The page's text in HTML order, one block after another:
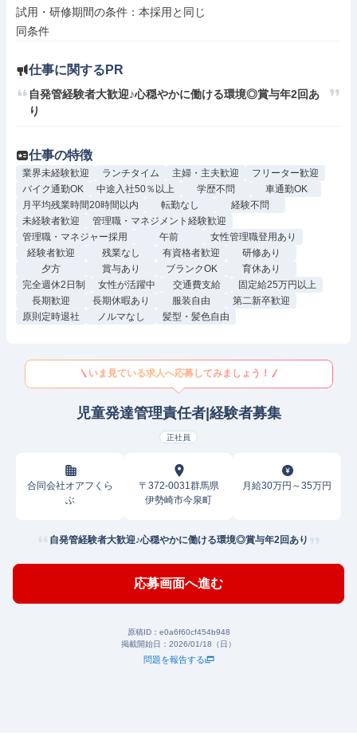
試用・研修期間の条件：本採用と同じ
仕事に関するPR
自発管経験者大歓迎♪心穏やかに働ける環境◎賞与年2回あ
り
仕事の特徴
業界未経験歓迎 ランチタイム 主婦・主夫歓迎
フリーター歓迎
バイク通勤OK
中途入社50％以上 学歴不問
車通勤OK
月平均残業時間20時間以内
転勤なし
経験不問
未経験者歓迎
管理職・マネジメント経験歓迎
管理職・マネジャー採用
午前
女性管理職登用あり
経験者歓迎
残業なし 有資格者歓迎
研修あり
夕方
賞与あり ブランクOK
育休あり
完全週休2日制
女性が活躍中 交通費支給
固定給25万円以上
長期歓迎
長期休暇あり 服装自由
第二新卒歓迎
原則定時退社
ノルマなし 髪型・髪色自由
いま見ている求人へ応募してみましょう！
児童発達管理責任者|経験者募集
正社員
合同会社オアフくら
ぶ
〒372-0031群馬県
伊勢崎市今泉町
月給30万円～35万円
自発管経験者大歓迎♪心穏やかに働ける環境◎賞与年2回あり
応募画面へ進む
原稿ID： e0a6f60cf454b948
掲載開始日： 2026/01/18（日）
問題を報告する